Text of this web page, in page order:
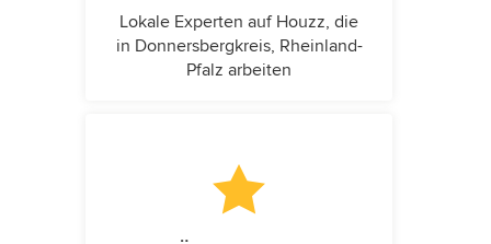
Lokale Experten auf Houzz, die
in Donnersbergkreis, Rheinland-
Pfalz arbeiten